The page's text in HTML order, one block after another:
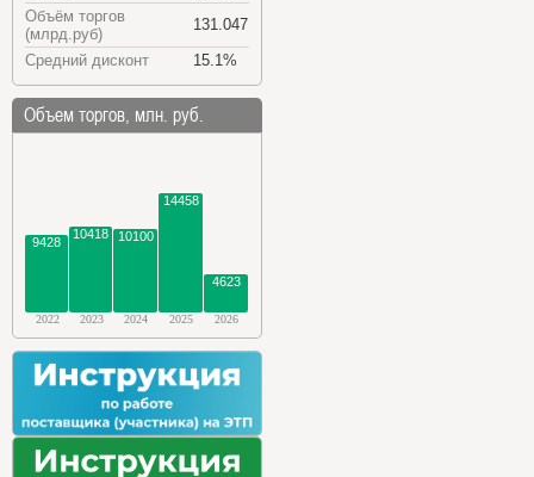
Объём торгов
(млрд.руб)
131.047
Средний дисконт
15.1%
Объем торгов, млн. руб.
9428
10418 10100
14458
4623
2022 2023 2024 2025 2026